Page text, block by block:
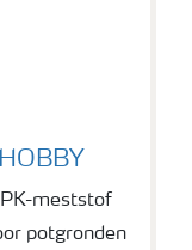
meststof
potgronden